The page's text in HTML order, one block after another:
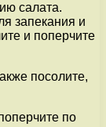
салата.
запекания и
и поперчите
посолите,
по